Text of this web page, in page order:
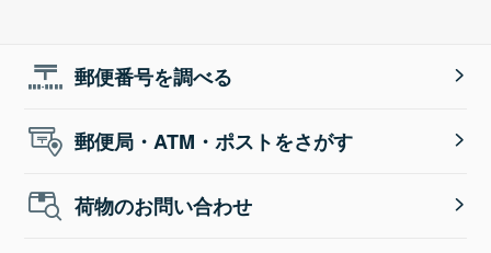
郵便番号を調べる
郵便局・ATM・ポストをさがす
荷物のお問い合わせ